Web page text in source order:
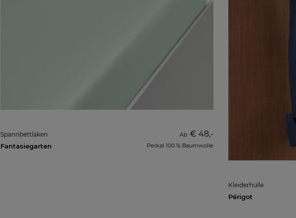
Spannbettlaken
Fantasiegarten
Ab € 48,-
Perkal 100 % Baumwolle
Kleiderhülle
Périgot